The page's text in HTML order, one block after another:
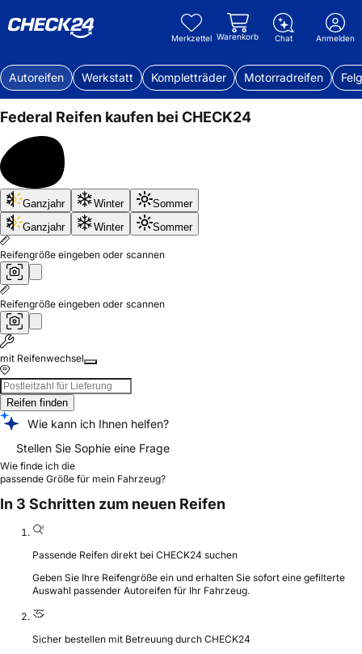
Merkzettel Warenkorb Chat Anmelden
Autoreifen Werkstatt Kompletträder Motorradreifen
Federal Reifen kaufen bei CHECK24
Bis
50%
sparen
Ganzjahr Winter
Sommer
Ganzjahr
Winter Sommer
Reifengröße eingeben oder scannen
Reifengröße eingeben oder scannen
mit Reifenwechsel
Reifen finden
Wie kann ich Ihnen helfen?
Stellen Sie Sophie eine Frage
Wie finde ich die
passende Größe für mein Fahrzeug?
In 3 Schritten zum neuen Reifen
Passende Reifen direkt bei CHECK24 suchen
Geben Sie Ihre Reifengröße ein und erhalten Sie sofort eine gefilterte
Auswahl passender Autoreifen für Ihr Fahrzeug.
Sicher bestellen mit Betreuung durch CHECK24